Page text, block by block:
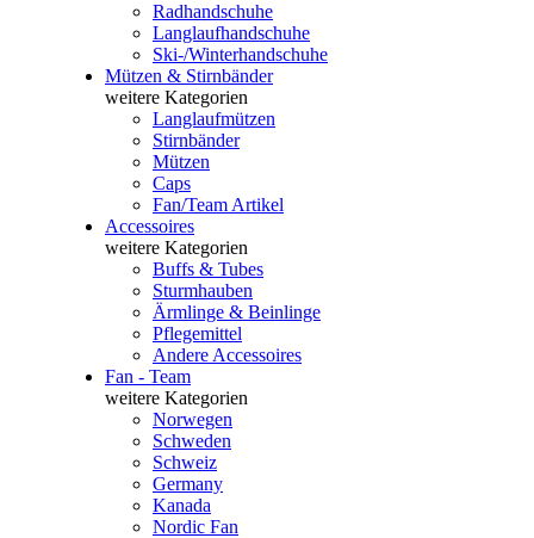
Radhandschuhe
Langlaufhandschuhe
Ski-/Winterhandschuhe
Mützen & Stirnbänder
weitere Kategorien
Langlaufmützen
Stirnbänder
Mützen
Caps
Fan/Team Artikel
Accessoires
weitere Kategorien
Buffs & Tubes
Sturmhauben
Ärmlinge & Beinlinge
Pflegemittel
Andere Accessoires
Fan - Team
weitere Kategorien
Norwegen
Schweden
Schweiz
Germany
Kanada
Nordic Fan